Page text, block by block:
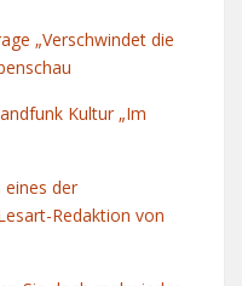
„Verschwindet die
Kultur „Im
eines der
Redaktion von